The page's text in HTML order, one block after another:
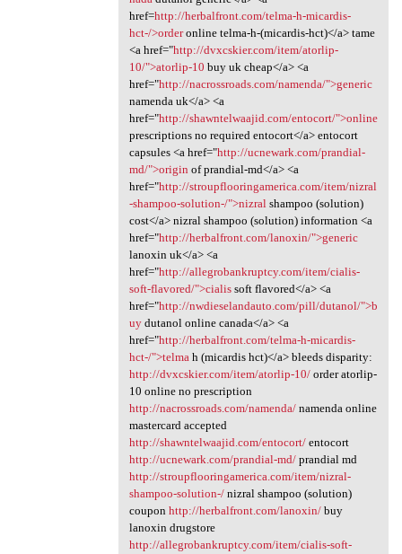
href=http://herbalfront.com/telma-h-micardis-
hct-/>orderonline telma-h-(micardis-hct)</a> tame
<a href="http://dvxcskier.com/item/atorlip-
10/">atorlip-10 buy uk cheap</a> <a
href="http://nacrossroads.com/namenda/">generic
namenda uk</a> <a
href="http://shawntelwaajid.com/entocort/">online
prescriptions no required entocort</a> entocort
capsules <a href="http://ucnewark.com/prandial-
md/">origin of prandial-md</a> <a
href="http://stroupflooringamerica.com/item/nizral
-shampoo-solution-/">nizralshampoo (solution)
cost</a> nizral shampoo (solution) information <a
href="http://herbalfront.com/lanoxin/">generic
lanoxin uk</a> <a
href="http://allegrobankruptcy.com/item/cialis-
soft-flavored/">cialissoft flavored</a> <a
href="http://nwdieselandauto.com/pill/dutanol/">b
uydutanol online canada</a> <a
href="http://herbalfront.com/telma-h-micardis-
hct-/">telmah (micardis hct)</a> bleeds disparity:
http://dvxcskier.com/item/atorlip-10/order atorlip-
10 online no prescription
http://nacrossroads.com/namenda/namenda online
mastercard accepted
http://shawntelwaajid.com/entocort/entocort
http://ucnewark.com/prandial-md/prandial md
http://stroupflooringamerica.com/item/nizral-
shampoo-solution-/nizral shampoo (solution)
coupon http://herbalfront.com/lanoxin/buy
lanoxin drugstore
http://allegrobankruptcy.com/item/cialis-soft-